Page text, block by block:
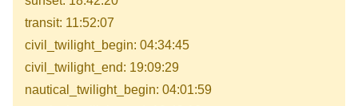
transit: 11:52:07
civil_twilight_begin: 04:34:45
civil_twilight_end: 19:09:29
nautical_twilight_begin: 04:01:59